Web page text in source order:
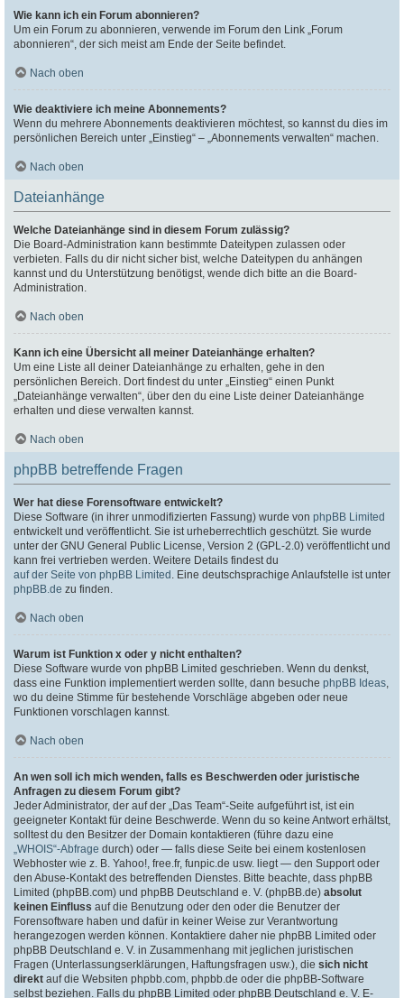
Wie kann ich ein Forum abonnieren?
Um ein Forum zu abonnieren, verwende im Forum den Link „Forum
abonnieren“, der sich meist am Ende der Seite befindet.
Nach oben
Wie deaktiviere ich meine Abonnements?
Wenn du mehrere Abonnements deaktivieren möchtest, so kannst du dies im
persönlichen Bereich unter „Einstieg“ – „Abonnements verwalten“ machen.
Nach oben
Dateianhänge
Welche Dateianhänge sind in diesem Forum zulässig?
Die Board-Administration kann bestimmte Dateitypen zulassen oder
verbieten. Falls du dir nicht sicher bist, welche Dateitypen du anhängen
kannst und du Unterstützung benötigst, wende dich bitte an die Board-
Administration.
Nach oben
Kann ich eine Übersicht all meiner Dateianhänge erhalten?
Um eine Liste all deiner Dateianhänge zu erhalten, gehe in den
persönlichen Bereich. Dort findest du unter „Einstieg“ einen Punkt
„Dateianhänge verwalten“, über den du eine Liste deiner Dateianhänge
erhalten und diese verwalten kannst.
Nach oben
phpBB betreffende Fragen
Wer hat diese Forensoftware entwickelt?
Diese Software (in ihrer unmodifizierten Fassung) wurde von phpBB Limited
entwickelt und veröffentlicht. Sie ist urheberrechtlich geschützt. Sie wurde
unter der GNU General Public License, Version 2 (GPL-2.0) veröffentlicht und
kann frei vertrieben werden. Weitere Details findest du
auf der Seite von phpBB Limited . Eine deutschsprachige Anlaufstelle ist unter
phpBB.de zu finden.
Nach oben
Warum ist Funktion x oder y nicht enthalten?
Diese Software wurde von phpBB Limited geschrieben. Wenn du denkst,
dass eine Funktion implementiert werden sollte, dann besuche phpBB Ideas,
wo du deine Stimme für bestehende Vorschläge abgeben oder neue
Funktionen vorschlagen kannst.
Nach oben
An wen soll ich mich wenden, falls es Beschwerden oder juristische
Anfragen zu diesem Forum gibt?
Jeder Administrator, der auf der „Das Team“-Seite aufgeführt ist, ist ein
geeigneter Kontakt für deine Beschwerde. Wenn du so keine Antwort erhältst,
solltest du den Besitzer der Domain kontaktieren (führe dazu eine
„WHOIS“-Abfrage durch) oder — falls diese Seite bei einem kostenlosen
Webhoster wie z. B. Yahoo!, free.fr, funpic.de usw. liegt — den Support oder
den Abuse-Kontakt des betreffenden Dienstes. Bitte beachte, dass phpBB
Limited (phpBB.com) und phpBB Deutschland e. V. (phpBB.de) absolut
keinen Einfluss auf die Benutzung oder den oder die Benutzer der
Forensoftware haben und dafür in keiner Weise zur Verantwortung
herangezogen werden können. Kontaktiere daher nie phpBB Limited oder
phpBB Deutschland e. V. in Zusammenhang mit jeglichen juristischen
Fragen (Unterlassungserklärungen, Haftungsfragen usw.), die sich nicht
direkt auf die Websiten phpbb.com, phpbb.de oder die phpBB-Software
selbst beziehen. Falls du phpBB Limited oder phpBB Deutschland e. V. E-